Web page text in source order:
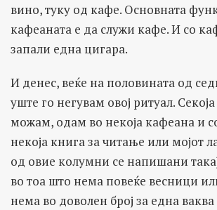
вино, туку од кафе. Основната
кафеаната е да служи кафе. И со
запали една цигара.
И денес, веќе на половината од
уште го негувам овој ритуал.
можам, одам во некоја кафеана и
некоја книга за читање или мојот
од овие колумни се напишани
во тоа што нема повеќе весници
нема во доволен број за една